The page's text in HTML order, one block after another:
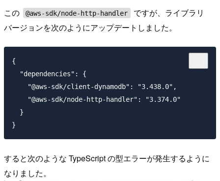
この @aws-sdk/node-http-handler
ですが、ライブラリ
バージョンを次のようにアップデートしました。
{
  "dependencies": {
    "@aws-sdk/client-dynamodb": "3.438.0",
    "@aws-sdk/node-http-handler": "3.374.0"
  }
すると次のような TypeScript の型エラーが発生するように
なりました。